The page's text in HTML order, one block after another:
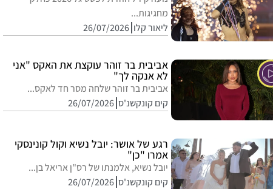
מחגיגות...
ליאור קלו 26/07/2026
אביבית בר זוהר עוקצת את האקס "אני
לא אנקה לך"
אביבית בר זוהר שלחה מסר חד לאקס...
קים קונקשנ'ס 26/07/2026
רגע של אושר: יובל נשיא וקול קונינסקי
אמרו "כן"
יובל נשיא, אלמנתו של רס"ן אריאל בן...
קים קונקשנ'ס 26/07/2026